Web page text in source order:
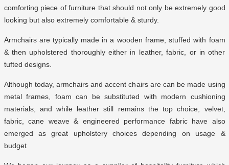
comforting piece of furniture that should not only be extremely good
looking but also extremely comfortable & sturdy.
Armchairs are typically made in a wooden frame, stuffed with foam
& then upholstered thoroughly either in leather, fabric, or in other
tufted designs.
Although today, armchairs and accent chairs are can be made using
metal frames, foam can be substituted with modern cushioning
materials, and while leather still remains the top choice, velvet,
fabric, cane weave & engineered performance fabric have also
emerged as great upholstery choices depending on usage &
budget